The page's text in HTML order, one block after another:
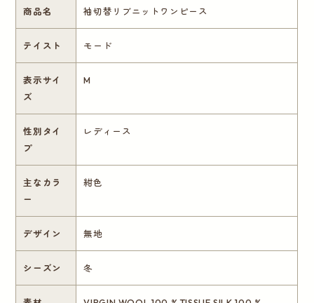
商品名 袖切替リブニットワンピース
テイスト モード
表示サイ
ズ
M
性別タイ
プ
レディース
主なカラ
ー
紺色
デザイン 無地
シーズン 冬